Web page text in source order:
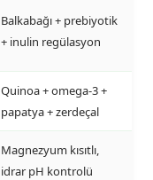
Balkabağı + prebiyotik
+ inulin regülasyon
Quinoa + omega-3 +
papatya + zerdeçal
Magnezyum kısıtlı,
idrar pH kontrolü